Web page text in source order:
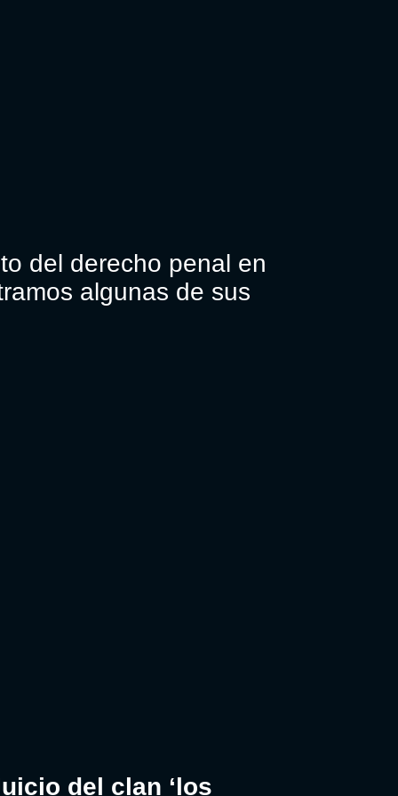
del derecho penal en
algunas de sus
del clan ‘los